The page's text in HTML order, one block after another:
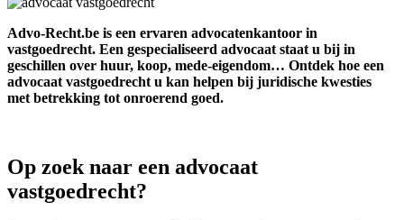
Advo-Recht.be is een ervaren advocatenkantoor in
vastgoedrecht. Een gespecialiseerd advocaat staat u bij in
geschillen over huur, koop, mede-eigendom… Ontdek hoe een
advocaat vastgoedrecht u kan helpen bij juridische kwesties
met betrekking tot onroerend goed.
Op zoek naar een advocaat
vastgoedrecht?